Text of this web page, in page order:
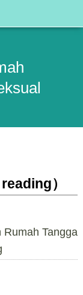
）
Tangga